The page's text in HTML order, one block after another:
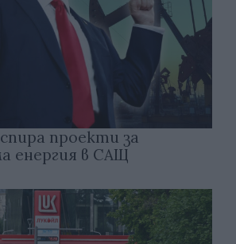
проекти за
енергия в САЩ